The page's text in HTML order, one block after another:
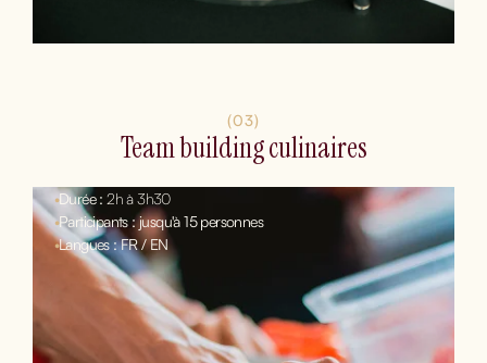
(03)
Team building culinaires
•Durée :2h à 3h30
•Participants : jusqu'à 15 personnes
•Langues : FR / EN